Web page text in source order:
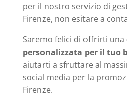
per il nostro servizio di
Firenze, non esitare a
Saremo felici di offrirti una
personalizzata per il tuo
aiutarti a sfruttare al
social media per la
Firenze.